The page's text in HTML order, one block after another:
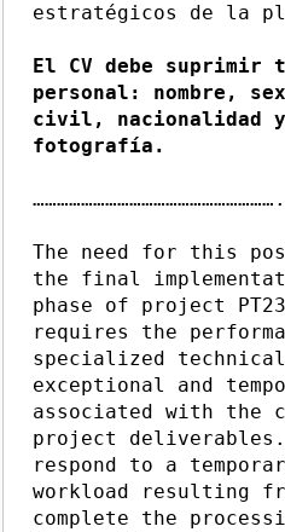
estratégicos de la
El CV debe suprimir
personal: nombre,
civil, nacionalidad
fotografía.
…………………………………………………….
The need for this
the final
phase of project
requires the
specialized
exceptional and
associated with the
project deliverables.
respond to a
workload resulting
complete the